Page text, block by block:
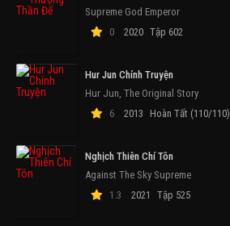
Supreme God Emperor
0
2020 Tập 602
Hur Jun Chính Truyện
Hur Jun, The Original Story
6
2013 Hoàn Tất (110/110)
Nghịch Thiên Chí Tôn
Against The Sky Supreme
1.3
2021 Tập 525